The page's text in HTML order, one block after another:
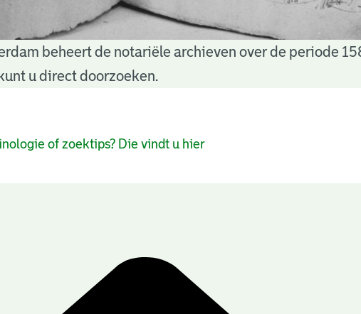
beheert de notariële archieven over de periode
u direct doorzoeken.
of zoektips? Die vindt u hier